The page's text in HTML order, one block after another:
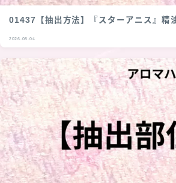
01437【抽出方法】『スターアニス』精
2026.08.04